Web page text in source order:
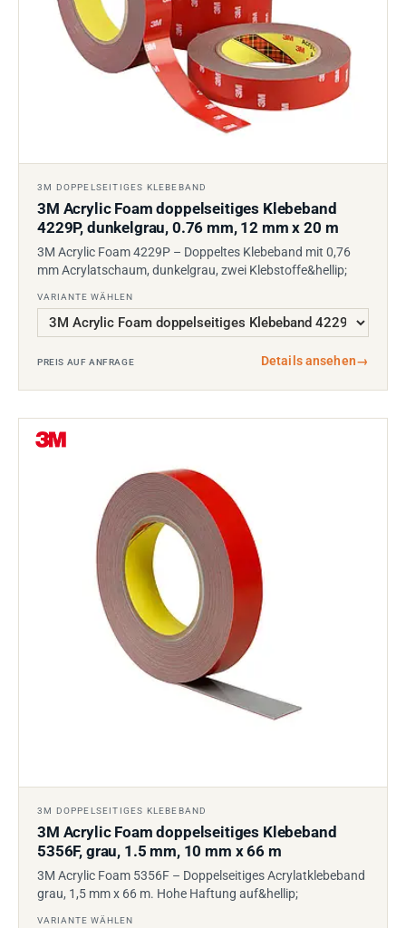
3M DOPPELSEITIGES KLEBEBAND
3M Acrylic Foam doppelseitiges Klebeband
4229P, dunkelgrau, 0.76 mm, 12 mm x 20 m
3M Acrylic Foam 4229P – Doppeltes Klebeband mit 0,76
mm Acrylatschaum, dunkelgrau, zwei Klebstoffe&hellip;
VARIANTE WÄHLEN
PREIS AUF ANFRAGE Details ansehen→
3M DOPPELSEITIGES KLEBEBAND
3M Acrylic Foam doppelseitiges Klebeband
5356F, grau, 1.5 mm, 10 mm x 66 m
3M Acrylic Foam 5356F – Doppelseitiges Acrylatklebeband
grau, 1,5 mm x 66 m. Hohe Haftung auf&hellip;
VARIANTE WÄHLEN